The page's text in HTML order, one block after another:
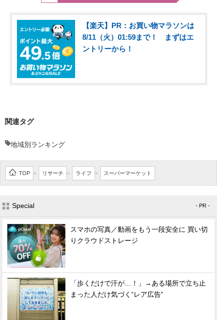
【楽天】PR：お買い物マラソンは
8/11（火）01:59まで！ まずはエ
ントリーから！
関連タグ
地域別ランキング
TOP > リサーチ > ライフ > スーパーマーケット
Special - PR -
スマホの写真／動画をもう一段安全に 買い切
りクラウドストレージ
「歩くだけで汗が…！」→ある場所で立ち止
まった人だけ気づく“レア広告”